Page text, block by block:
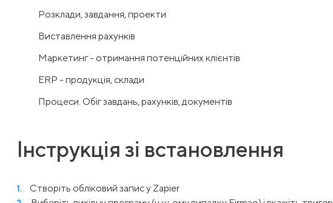
Розклади, завдання, проекти
Виставлення рахунків
Маркетинг - отримання потенційних клієнтів
ERP - продукція, склади
Процеси. Обіг завдань, рахунків, документів
Інструкція зі встановлення
Створіть обліковий запис у Zapier